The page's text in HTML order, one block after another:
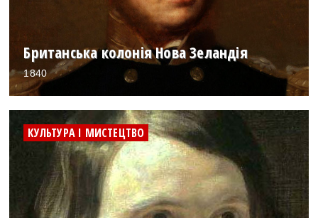
Британська колонія Нова Зеландія
1840
КУЛЬТУРА І МИСТЕЦТВО